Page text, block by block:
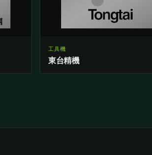
工具機
東台精機